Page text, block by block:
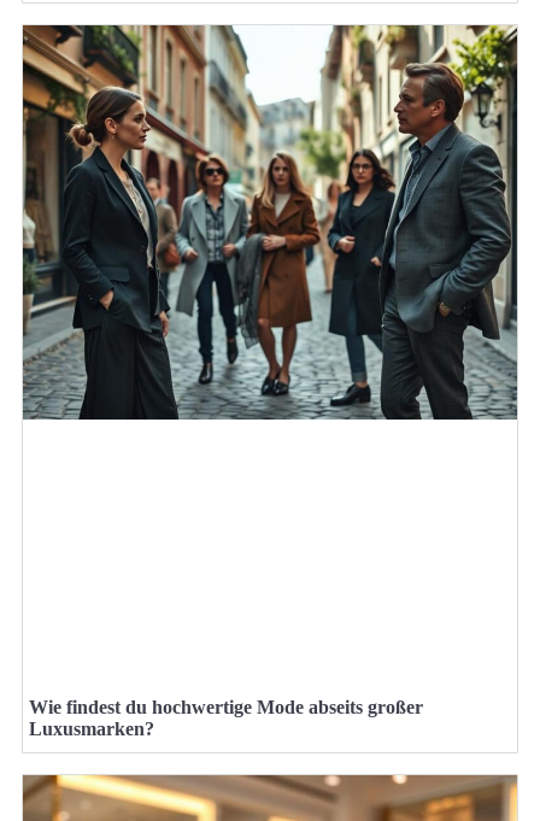
Wie findest du hochwertige Mode abseits großer
Luxusmarken?